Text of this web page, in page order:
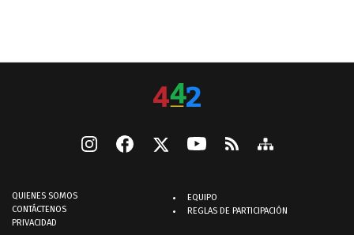
QUIENES SOMOS
CONTÁCTENOS
PRIVACIDAD
EQUIPO
REGLAS DE PARTICIPACIÓN